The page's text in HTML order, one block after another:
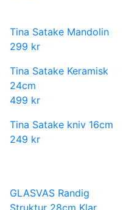
Tina Satake Mandolin
299 kr
Tina Satake Keramisk
24cm
499 kr
Tina Satake kniv 16cm
249 kr
GLASVAS Randig